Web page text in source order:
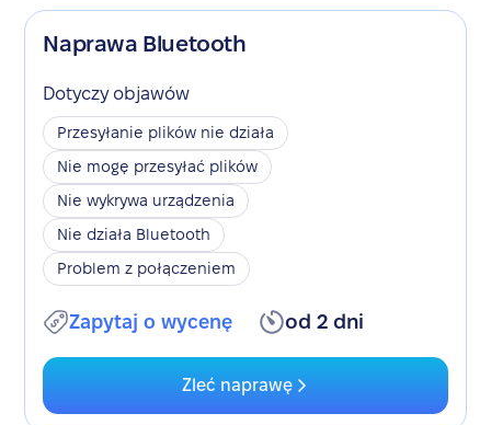
Naprawa Bluetooth
Dotyczy objawów
Przesyłanie plików nie działa
Nie mogę przesyłać plików
Nie wykrywa urządzenia
Nie działa Bluetooth
Problem z połączeniem
Zapytaj o wycenę od 2 dni
Zleć naprawę